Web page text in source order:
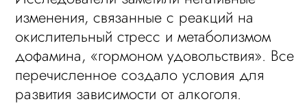
изменения, связанные с реакций на
окислительный стресс и метаболизмом
дофамина, «гормоном удовольствия». Все
перечисленное создало условия для
развития зависимости от алкоголя.